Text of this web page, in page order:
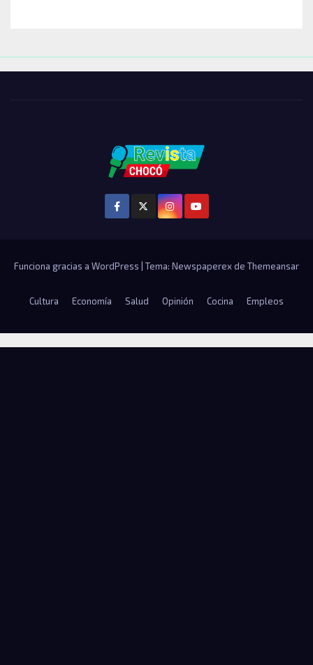
Funciona gracias a WordPress Tema: Newspaperex de Themeansar
Cultura Economía Salud Opinión Cocina Empleos